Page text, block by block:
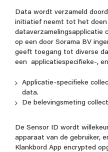
Data wordt verzameld
initiatief neemt tot het doen
dataverzamelingsapplicatie
op een door Sorama BV
geeft toegang tot diverse
een applicatiespecifieke-,
Applicatie-specifieke
data.
De belevingsmeting
De Sensor ID wordt
apparaat van de gebruiker,
Klankbord App encrypted